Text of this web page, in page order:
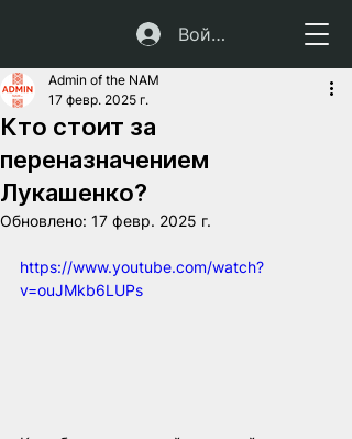
Войти
Кто стоит за
переназначением
Лукашенко?
Admin of the NAM
17 февр. 2025 г.
Обновлено: 17 февр. 2025 г.
https://www.youtube.com/watch?
v=ouJMkb6LUPs